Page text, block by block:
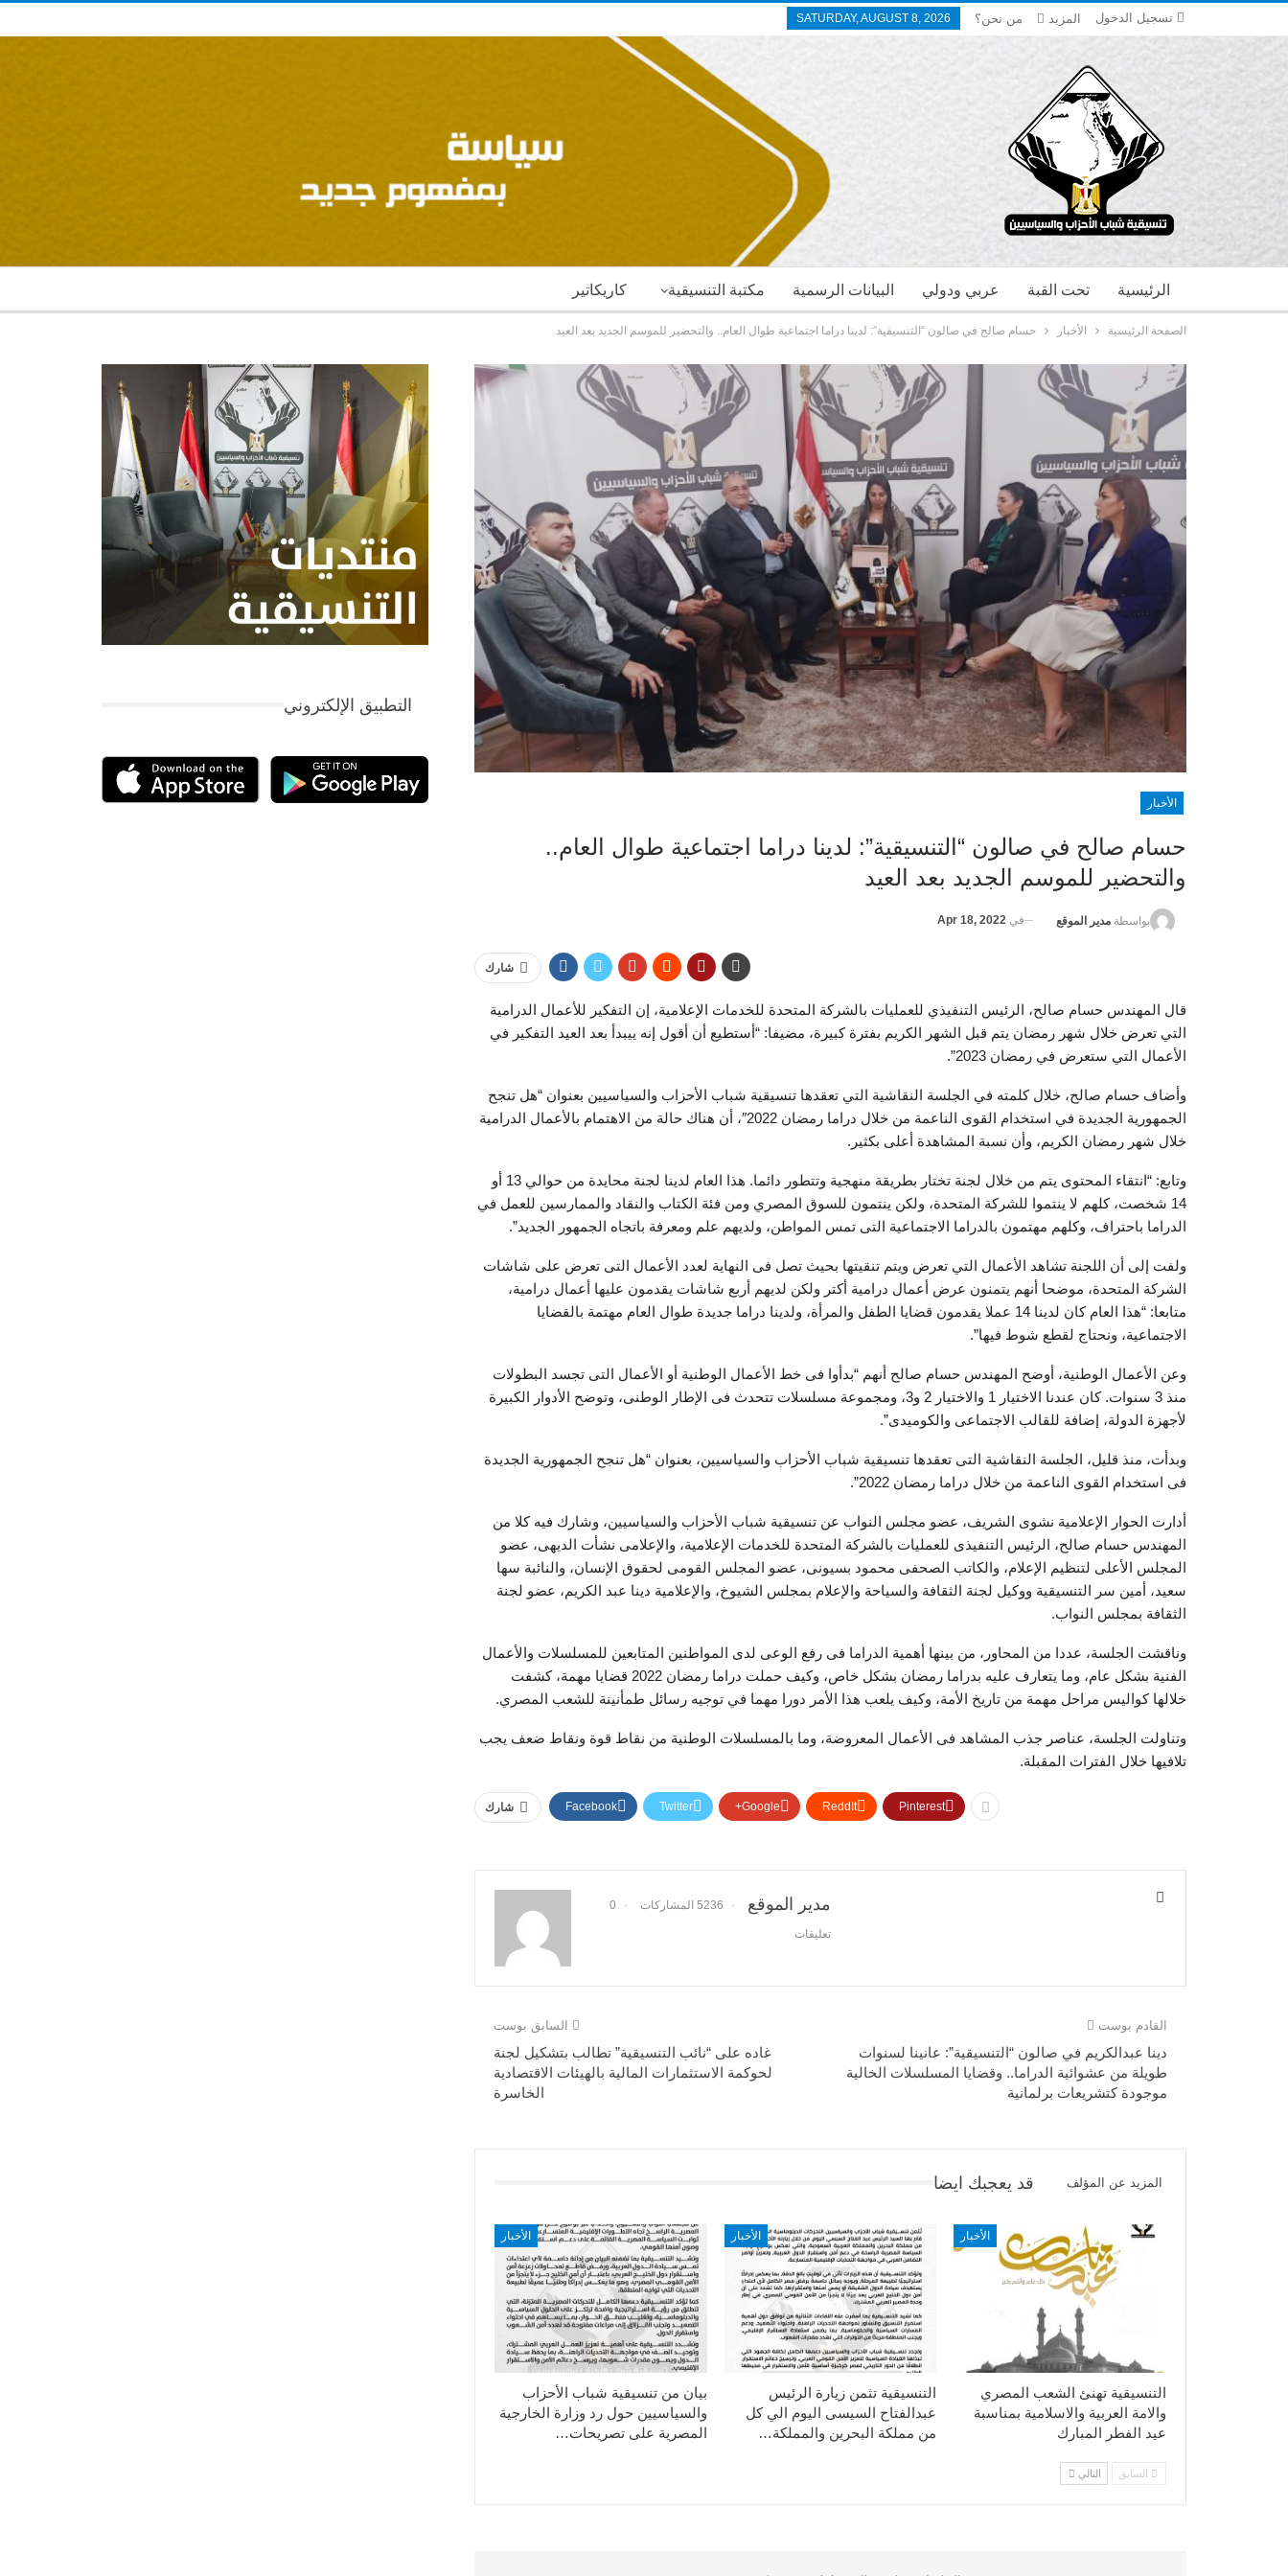
تسجيل الدخول SATURDAY, AUGUST 8, 2026 من نحن؟ المزيد
كاريكاتير مكتبة التنسيقية البيانات الرسمية عربي ودولي تحت القبة الرئيسية
الصفحة الرئيسية الأخبار حسام صالح في صالون “التنسيقية”: لدينا دراما اجتماعية طوال العام.. والتحضير للموسم الجديد بعد العيد
الأخبار
حسام صالح في صالون “التنسيقية”: لدينا دراما اجتماعية طوال العام..
والتحضير للموسم الجديد بعد العيد
بواسطة مدير الموقع في Apr 18, 2022
شارك
قال المهندس حسام صالح، الرئيس التنفيذي للعمليات بالشركة المتحدة للخدمات الإعلامية، إن التفكير للأعمال الدرامية
التي تعرض خلال شهر رمضان يتم قبل الشهر الكريم بفترة كبيرة، مضيفا: “أستطيع أن أقول إنه ييبدأ بعد العيد التفكير في
الأعمال التي ستعرض في رمضان 2023”.
وأضاف حسام صالح، خلال كلمته في الجلسة النقاشية التي تعقدها تنسيقية شباب الأحزاب والسياسيين بعنوان “هل تنجح
الجمهورية الجديدة في استخدام القوى الناعمة من خلال دراما رمضان 2022″، أن هناك حالة من الاهتمام بالأعمال الدرامية
خلال شهر رمضان الكريم، وأن نسبة المشاهدة أعلى بكثير.
وتابع: “انتقاء المحتوى يتم من خلال لجنة تختار بطريقة منهجية وتتطور دائما. هذا العام لدينا لجنة محايدة من حوالي 13 أو
14 شخصت، كلهم لا ينتموا للشركة المتحدة، ولكن ينتمون للسوق المصري ومن فئة الكتاب والنقاد والممارسين للعمل في
الدراما باحتراف، وكلهم مهتمون بالدراما الاجتماعية التى تمس المواطن، ولديهم علم ومعرفة باتجاه الجمهور الجديد”.
ولفت إلى أن اللجنة تشاهد الأعمال التي تعرض ويتم تنقيتها بحيث تصل فى النهاية لعدد الأعمال التى تعرض على شاشات
الشركة المتحدة، موضحا أنهم يتمنون عرض أعمال درامية أكتر ولكن لديهم أربع شاشات يقدمون عليها أعمال درامية،
متابعا: “هذا العام كان لدينا 14 عملا يقدمون قضايا الطفل والمرأة، ولدينا دراما جديدة طوال العام مهتمة بالقضايا
الاجتماعية، ونحتاج لقطع شوط فيها”.
وعن الأعمال الوطنية، أوضح المهندس حسام صالح أنهم “بدأوا فى خط الأعمال الوطنية أو الأعمال التى تجسد البطولات
منذ 3 سنوات. كان عندنا الاختيار 1 والاختيار 2 و3، ومجموعة مسلسلات تتحدث فى الإطار الوطنى، وتوضح الأدوار الكبيرة
لأجهزة الدولة، إضافة للقالب الاجتماعى والكوميدى”.
وبدأت، منذ قليل، الجلسة النقاشية التى تعقدها تنسيقية شباب الأحزاب والسياسيين، بعنوان “هل تنجح الجمهورية الجديدة
فى استخدام القوى الناعمة من خلال دراما رمضان 2022”.
أدارت الحوار الإعلامية نشوى الشريف، عضو مجلس النواب عن تنسيقية شباب الأحزاب والسياسيين، وشارك فيه كلا من
المهندس حسام صالح، الرئيس التنفيذى للعمليات بالشركة المتحدة للخدمات الإعلامية، والإعلامى نشأت الديهى، عضو
المجلس الأعلى لتنظيم الإعلام، والكاتب الصحفى محمود بسيونى، عضو المجلس القومى لحقوق الإنسان، والنائبة سها
سعيد، أمين سر التنسيقية ووكيل لجنة الثقافة والسياحة والإعلام بمجلس الشيوخ، والإعلامية دينا عبد الكريم، عضو لجنة
الثقافة بمجلس النواب.
وناقشت الجلسة، عددا من المحاور، من بينها أهمية الدراما فى رفع الوعى لدى المواطنين المتابعين للمسلسلات والأعمال
الفنية بشكل عام، وما يتعارف عليه بدراما رمضان بشكل خاص، وكيف حملت دراما رمضان 2022 قضايا مهمة، كشفت
خلالها كواليس مراحل مهمة من تاريخ الأمة، وكيف يلعب هذا الأمر دورا مهما في توجيه رسائل طمأنينة للشعب المصري.
وتناولت الجلسة، عناصر جذب المشاهد فى الأعمال المعروضة، وما بالمسلسلات الوطنية من نقاط قوة ونقاط ضعف يجب
تلافيها خلال الفترات المقبلة.
شارك Facebook Twitter Google+ ReddIt Pinterest
مدير الموقع 5236 المشاركات 0
تعليقات
السابق بوست
غاده على “نائب التنسيقية” تطالب بتشكيل لجنة
لحوكمة الاستثمارات المالية بالهيئات الاقتصادية
الخاسرة
القادم بوست
دينا عبدالكريم في صالون “التنسيقية”: عانينا لسنوات
طويلة من عشوائية الدراما.. وقضايا المسلسلات الخالية
موجودة كتشريعات برلمانية
قد يعجبك ايضا المزيد عن المؤلف
الأخبار
بيان من تنسيقية شباب الأحزاب
والسياسيين حول رد وزارة الخارجية
المصرية على تصريحات…
الأخبار
التنسيقية تثمن زيارة الرئيس
عبدالفتاح السيسى اليوم الي كل
من مملكة البحرين والمملكة…
الأخبار
التنسيقية تهنئ الشعب المصري
والامة العربية والاسلامية بمناسبة
عيد الفطر المبارك
السابق التالي
التطبيق الإلكتروني